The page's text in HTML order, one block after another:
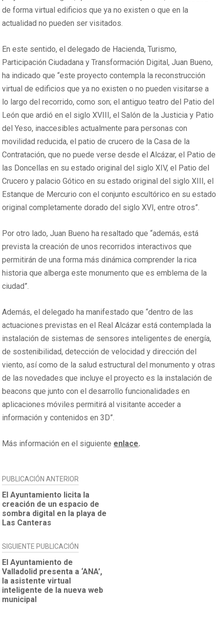
de forma virtual edificios que ya no existen o que en la
actualidad no pueden ser visitados.
En este sentido, el delegado de Hacienda, Turismo,
Participación Ciudadana y Transformación Digital, Juan Bueno,
ha indicado que “este proyecto contempla la reconstrucción
virtual de edificios que ya no existen o no pueden visitarse a
lo largo del recorrido, como son; el antiguo teatro del Patio del
León que ardió en el siglo XVIII, el Salón de la Justicia y Patio
del Yeso, inaccesibles actualmente para personas con
movilidad reducida, el patio de crucero de la Casa de la
Contratación, que no puede verse desde el Alcázar, el Patio de
las Doncellas en su estado original del siglo XIV, el Patio del
Crucero y palacio Gótico en su estado original del siglo XIII, el
Estanque de Mercurio con el conjunto escultórico en su estado
original completamente dorado del siglo XVI, entre otros”.
Por otro lado, Juan Bueno ha resaltado que “además, está
prevista la creación de unos recorridos interactivos que
permitirán de una forma más dinámica comprender la rica
historia que alberga este monumento que es emblema de la
ciudad”.
Además, el delegado ha manifestado que “dentro de las
actuaciones previstas en el Real Alcázar está contemplada la
instalación de sistemas de sensores inteligentes de energía,
de sostenibilidad, detección de velocidad y dirección del
viento, así como de la salud estructural del monumento y otras
de las novedades que incluye el proyecto es la instalación de
beacons que junto con el desarrollo funcionalidades en
aplicaciones móviles permitirá al visitante acceder a
información y contenidos en 3D”.
Más información en el siguiente enlace.
NAVEGACIÓN
DE
ENTRADAS
PUBLICACIÓN ANTERIOR
El Ayuntamiento licita la
creación de un espacio de
sombra digital en la playa de
Las Canteras
SIGUIENTE PUBLICACIÓN
El Ayuntamiento de
Valladolid presenta a ‘ANA’,
la asistente virtual
inteligente de la nueva web
municipal